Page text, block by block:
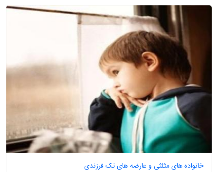
خانواده های مثلثی و عارضه های تک فرزندی